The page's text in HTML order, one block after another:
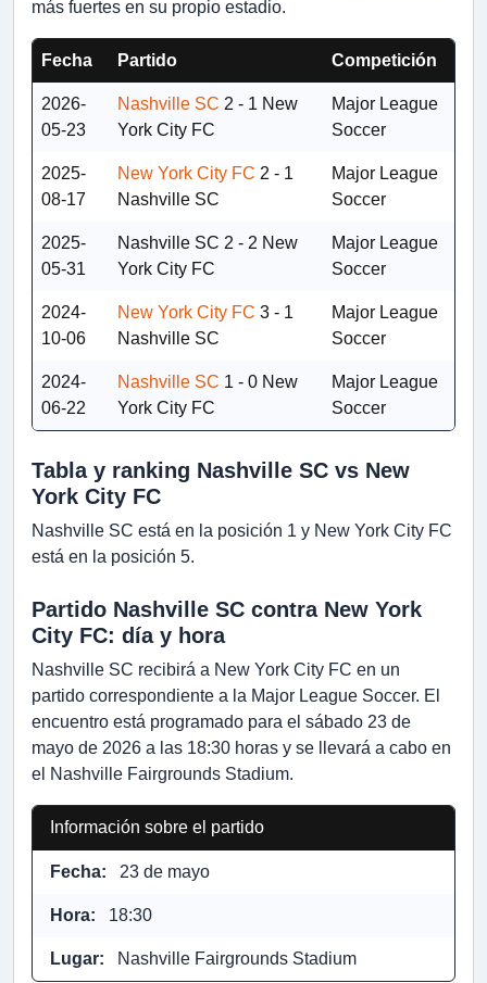
más fuertes en su propio estadio.
Fecha Partido Competición
2026-
05-23
Nashville SC 2 - 1 New
York City FC
Major League
Soccer
2025-
08-17
New York City FC 2 - 1
Nashville SC
Major League
Soccer
2025-
05-31
Nashville SC 2 - 2 New
York City FC
Major League
Soccer
2024-
10-06
New York City FC 3 - 1
Nashville SC
Major League
Soccer
2024-
06-22
Nashville SC 1 - 0 New
York City FC
Major League
Soccer
Tabla y ranking Nashville SC vs New
York City FC
Nashville SC está en la posición 1 y New York City FC
está en la posición 5.
Partido Nashville SC contra New York
City FC: día y hora
Nashville SC recibirá a New York City FC en un
partido correspondiente a la Major League Soccer. El
encuentro está programado para el sábado 23 de
mayo de 2026 a las 18:30 horas y se llevará a cabo en
el Nashville Fairgrounds Stadium.
Información sobre el partido
Fecha: 23 de mayo
Hora: 18:30
Lugar: Nashville Fairgrounds Stadium